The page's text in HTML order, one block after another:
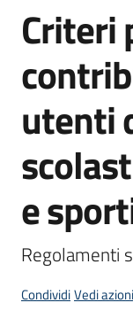
Campegine
PagoPA
System
Segnalazione
Salta al contenuto
Criteri
utenti
e
Regolamenti
CondividiVedi azioni